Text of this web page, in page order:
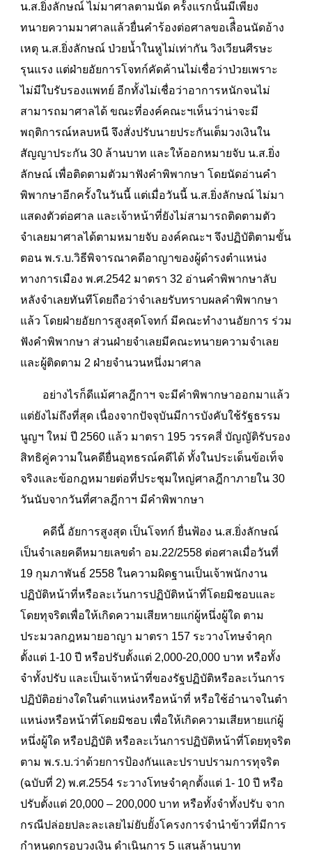
น.ส.ยิ่งลักษณ์ ไม่มาศาลตามนัด คร้้งแรกนั้นมีเพียง
ทนายความมาศาลแล้วยื่นคำร้องต่อศาลขอเลื่ิอนนัดอ้าง
เหตุ น.ส.ยิ่งลักษณ์ ป่วยน้ำในหูไม่เท่ากัน วิงเวียนศีรษะ
รุนแรง แต่ฝ่ายอัยการโจทก์คัดค้านไม่เชื่อว่าป่วยเพราะ
ไม่มีใบรับรองแพทย์ อีกทั้งไม่เชื่อว่าอาการหนักจนไม่
สามารถมาศาลได้ ขณะที่องค์คณะฯเห็นว่าน่าจะมี
พฤติการณ์หลบหนี จึงสั่งปรับนายประกันเต็มวงเงินใน
สัญญาประกัน 30 ล้านบาท และให้ออกหมายจับ น.ส.ยิ่ง
ลักษณ์ เพื่อติดตามตัวมาฟังคำพิพากษา โดยนัดอ่านคำ
พิพากษาอีกครั้งในวันนี้ แต่เมื่อวันนี้ น.ส.ยิ่งลักษณ์ ไม่มา
แสดงตัวต่อศาล และเจ้าหน้าที่ยังไม่สามารถติดตามตัว
จำเลยมาศาลได้ตามหมายจับ องค์คณะฯ จึงปฏิบัติตามขั้น
ตอน พ.ร.บ.วิธีพิจารณาคดีอาญาของผู้ดำรงตำแหน่ง
ทางการเมือง พ.ศ.2542 มาตรา 32 อ่านคำพิพากษาลับ
หลังจำเลยทันทีโดยถือว่าจำเลยรับทราบผลคำพิพากษา
แล้ว โดยฝ่ายอัยการสูงสุดโจทก์ มีคณะทำงานอัยการ ร่วม
ฟังคำพิพากษา ส่วนฝ่ายจำเลยมีคณะทนายความจำเลย
และผู้ติดตาม 2 ฝ่ายจำนวนหนึ่งมาศาล
อย่างไรก็ดีแม้ศาลฎีกาฯ จะมีคำพิพากษาออกมาแล้ว
แต่ยังไม่ถึงที่สุด เนื่องจากปัจจุบันมีการบังคับใช้รัฐธรรม
นูญฯ ใหม่ ปี 2560 แล้ว มาตรา 195 วรรคสี่ บัญญัติรับรอง
สิทธิคู่ความในคดียื่นอุทธรณ์คดีได้ ทั้งในประเด็นข้อเท็จ
จริงและข้อกฎหมายต่อที่ประชุมใหญ่ศาลฎีกาภายใน 30
วันนับจากวันที่ศาลฎีกาฯ มีคำพิพากษา
คดีนี้ อัยการสูงสุด เป็นโจทก์ ยื่นฟ้อง น.ส.ยิ่งลักษณ์
เป็นจำเลยคดีหมายเลขดำ อม.22/2558 ต่อศาลเมื่อวันที่
19 กุมภาพันธ์ 2558 ในความผิดฐานเป็นเจ้าพนักงาน
ปฏิบัติหน้าที่หรือละเว้นการปฏิบัติหน้าที่โดยมิชอบและ
โดยทุจริตเพื่อให้เกิดความเสียหายแก่ผู้หนึ่งผู้ใด ตาม
ประมวลกฎหมายอาญา มาตรา 157 ระวางโทษจำคุก
ตั้งแต่ 1-10 ปี หรือปรับตั้งแต่ 2,000-20,000 บาท หรือทั้ง
จำทั้งปรับ และเป็นเจ้าหน้าที่ของรัฐปฏิบัติหรือละเว้นการ
ปฏิบัติอย่างใดในตําแหน่งหรือหน้าที่ หรือใช้อํานาจในตํา
แหน่งหรือหน้าที่โดยมิชอบ เพื่อให้เกิดความเสียหายแก่ผู้
หนึ่งผู้ใด หรือปฏิบัติ หรือละเว้นการปฏิบัติหน้าที่โดยทุจริต
ตาม พ.ร.บ.ว่าด้วยการป้องกันและปราบปรามการทุจริต
(ฉบับที่ 2) พ.ศ.2554 ระวางโทษจําคุกตั้งแต่ 1- 10 ปี หรือ
ปรับตั้งแต่ 20,000 – 200,000 บาท หรือทั้งจําทั้งปรับ จาก
กรณีปล่อยปละละเลยไม่ยับยั้งโครงการจำนำข้าวที่มีการ
กำหนดกรอบวงเงิน ดำเนินการ 5 แสนล้านบาท